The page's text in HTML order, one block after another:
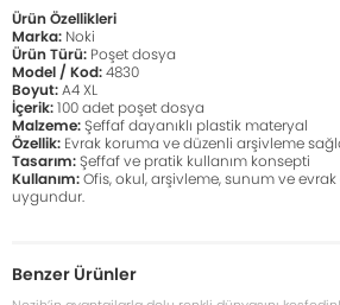
Ürün Özellikleri
Marka: Noki
Ürün Türü: Poşet dosya
Model / Kod:4830
Boyut:A4 XL
İçerik:100 adet poşet dosya
Malzeme:Şeffaf dayanıklı plastik materyal
Özellik: Evrak koruma ve düzenli arşivleme
Tasarım:Şeffaf ve pratik kullanım konsepti
Kullanım:Ofis, okul, arşivleme, sunum ve
uygundur.
Benzer Ürünler